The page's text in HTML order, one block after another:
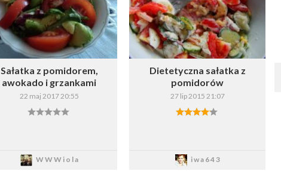
Sałatka z pomidorem,
awokado i grzankami
22 maj 2017 20:55
WWWiola
Zapisz
Dietetyczna sałatka z
pomidorów
27 lip 2015 21:07
iwa643
Zapisz